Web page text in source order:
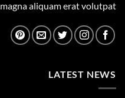
magna aliquam erat volutpat.
LATEST NEWS